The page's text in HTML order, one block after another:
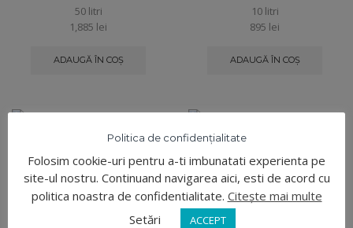
50 litri
1,885 lei
ADAUGĂ ÎN COȘ
10 litri
895 lei
ADAUGĂ ÎN COȘ
Butelie Oxigen 20 L
Butelie Oxigen 40 L
Politica de confidențialitate
Folosim cookie-uri pentru a-ti imbunatati experienta pe
site-ul nostru. Continuand navigarea aici, esti de acord cu
politica noastra de confidentialitate. Citește mai multe
Setări
ACCEPT